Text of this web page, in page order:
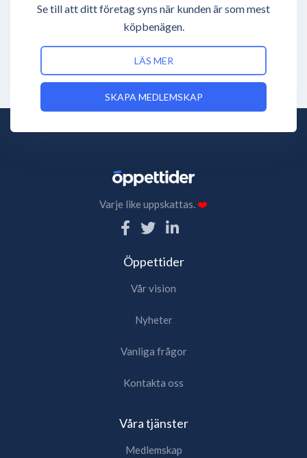
Se till att ditt företag syns när kunden är som mest
köpbenägen.
LÄS MER
SKAPA MEDLEMSKAP
Varje like uppskattas.❤️
Öppettider
Vår vision
Nyheter
Vanliga frågor
Kontakta oss
Våra tjänster
Medlemskap